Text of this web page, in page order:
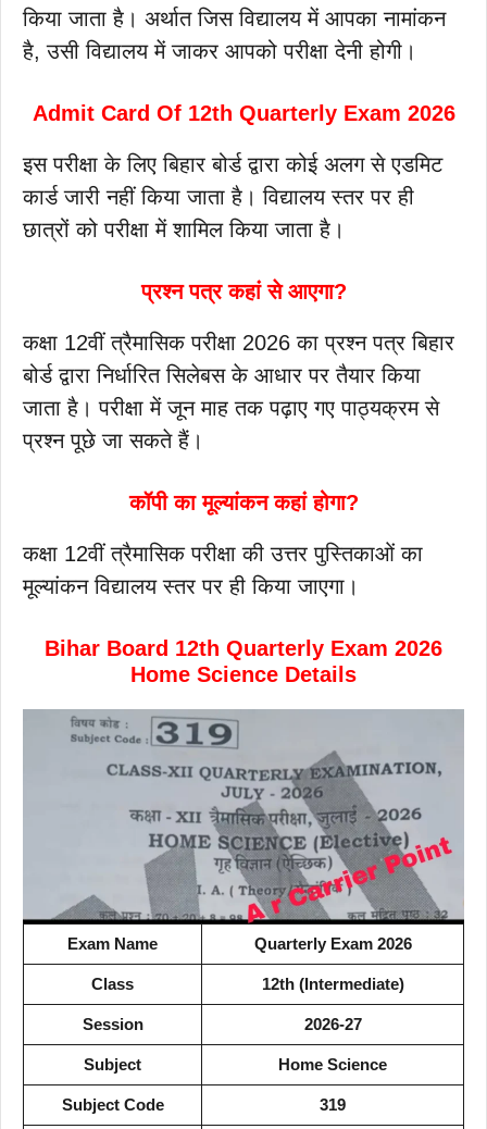
किया जाता है। अर्थात जिस विद्यालय में आपका नामांकन
है, उसी विद्यालय में जाकर आपको परीक्षा देनी होगी।
Admit Card Of 12th Quarterly Exam 2026
इस परीक्षा के लिए बिहार बोर्ड द्वारा कोई अलग से एडमिट
कार्ड जारी नहीं किया जाता है। विद्यालय स्तर पर ही
छात्रों को परीक्षा में शामिल किया जाता है।
प्रश्न पत्र कहां से आएगा?
कक्षा 12वीं त्रैमासिक परीक्षा 2026 का प्रश्न पत्र बिहार
बोर्ड द्वारा निर्धारित सिलेबस के आधार पर तैयार किया
जाता है। परीक्षा में जून माह तक पढ़ाए गए पाठ्यक्रम से
प्रश्न पूछे जा सकते हैं।
कॉपी का मूल्यांकन कहां होगा?
कक्षा 12वीं त्रैमासिक परीक्षा की उत्तर पुस्तिकाओं का
मूल्यांकन विद्यालय स्तर पर ही किया जाएगा।
Bihar Board 12th Quarterly Exam 2026
Home Science Details
Exam Name Quarterly Exam 2026
Class 12th (Intermediate)
Session 2026-27
Subject Home Science
Subject Code 319